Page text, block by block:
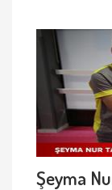
Şeyma